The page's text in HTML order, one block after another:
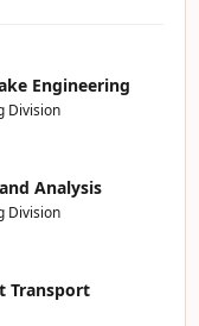
Engineering
Division
Analysis
Division
Transport